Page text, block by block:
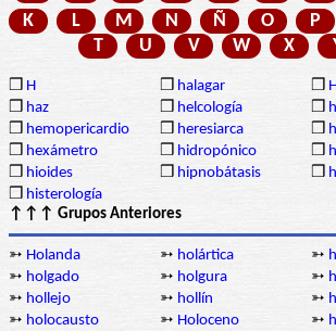
K
L M N Ñ O P
T
U V W X
❒ H ❒ halagar ❒
❒ haz ❒ helcología ❒
❒ hemopericardio ❒ heresiarca ❒
❒ hexámetro ❒ hidropónico ❒
❒ hioides ❒ hipnobátasis ❒
❒ histerología
↑↑↑ Grupos Anteriores
➳ Holanda ➳ holártica ➳
➳ holgado ➳ holgura ➳
➳ hollejo ➳ hollín ➳
➳ holocausto ➳ Holoceno ➳